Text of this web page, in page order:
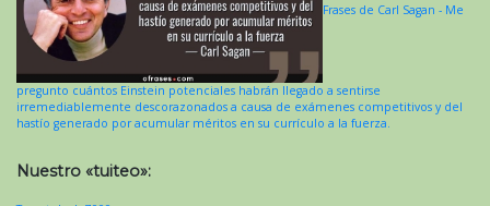
Frases de Carl Sagan - Me
pregunto cuántos Einstein potenciales habrán llegado a sentirse
irremediablemente descorazonados a causa de exámenes competitivos y del
hastío generado por acumular méritos en su currículo a la fuerza.
Nuestro «tuiteo»: